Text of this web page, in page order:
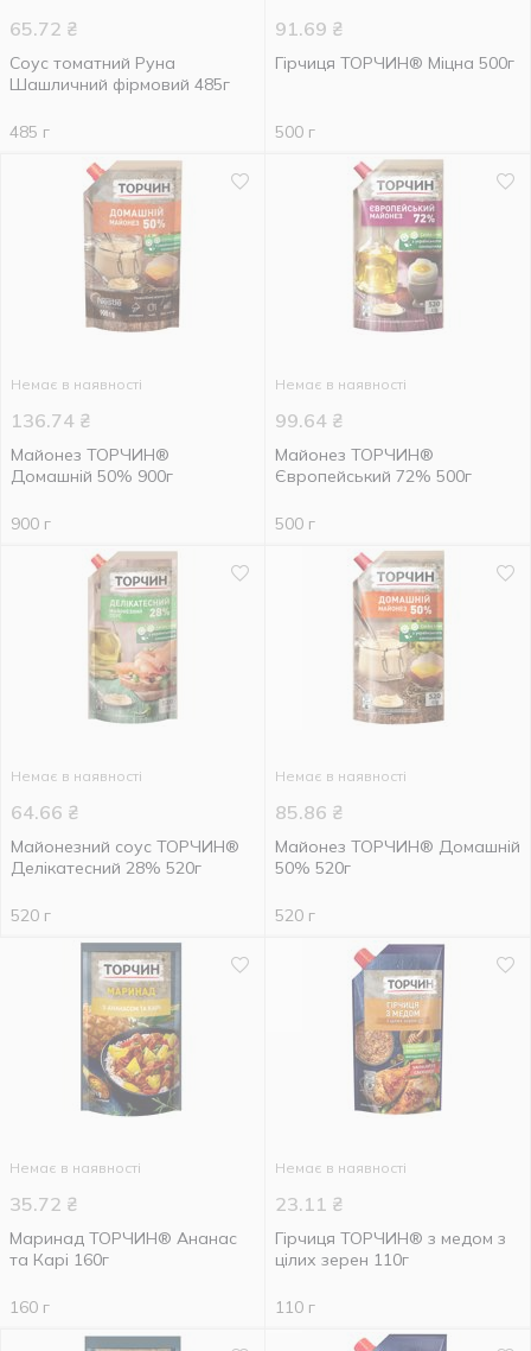
65.72 ₴
Соус томатний Руна
Шашличний фірмовий 485г
485 г
91.69 ₴
Гірчиця ТОРЧИН® Міцна 500г
500 г
Немає в наявності
136.74 ₴
Майонез ТОРЧИН®
Домашній 50% 900г
900 г
Немає в наявності
99.64 ₴
Майонез ТОРЧИН®
Європейський 72% 500г
500 г
Немає в наявності
64.66 ₴
Майонезний соус ТОРЧИН®
Делікатесний 28% 520г
520 г
Немає в наявності
85.86 ₴
Майонез ТОРЧИН® Домашній
50% 520г
520 г
Немає в наявності
35.72 ₴
Маринад ТОРЧИН® Ананас
та Карі 160г
160 г
Немає в наявності
23.11 ₴
Гірчиця ТОРЧИН® з медом з
цілих зерен 110г
110 г